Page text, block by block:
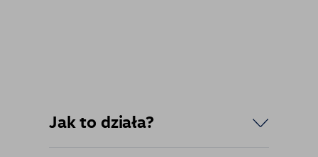
Jak to działa?